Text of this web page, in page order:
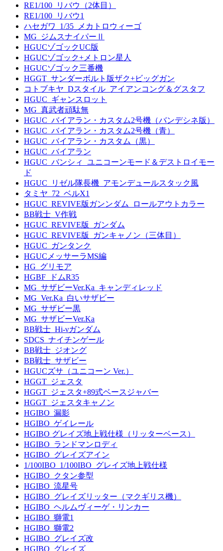
RE1/100_リバウ（2体目）
RE1/100_リバウ1
ハセガワ_1/35_メカトロウィーゴ
MG_ジムスナイパーⅡ
HGUCゾゴックUC版
HGUCゾゴック+メトロン星人
HGUCゾゴック三番機
HGGT_サンダーボルト版ザク+ビッグガン
コトブキヤ_Dスタイル_アイアンコング＆グスタフ
HGUC_ギャンスロット
MG_真武者頑駄無
HGUC_バイアラン・カスタム2号機（バンデシネ版）
HGUC_バイアラン・カスタム2号機（青）
HGUC_バイアラン・カスタム（黒）
HGUC_バイアラン
HGUC_バンシィ_ユニコーンモード＆デストロイモー
ド
HGUC_リゼル隊長機_アモンデュールスタック風
タミヤ_72_ベルX1
HGUC_REVIVE版ガンンダム_ロールアウトカラー
BB戦士_V作戦
HGUC_REVIVE版_ガンダム
HGUC_REVIVE版_ガンキャノン（三体目）
HGUC_ガンタンク
HGUCメッサーラMS編
HG_グリモア
HGBF_ドムR35
MG_サザビーVer.Ka_キャンディレッド
MG_Ver.Ka_白いサザビー
MG_サザビー黒
MG_サザビーVer.Ka
BB戦士_Hi-νガンダム
SDCS_ナイチンゲール
BB戦士_ジオング
BB戦士_サザビー
HGUCズサ（ユニコーン Ver.）
HGGT_ジェスタ
HGGT_ジェスタ+89式ベースジャバー
HGGT_ジェスタキャノン
HGIBO_漏影
HGIBO_ゲイレール
HGIBO グレイズ地上戦仕様（リッターベース）
HGIBO_ランドマンロディ
HGIBO_グレイズアイン
1/100IBO_1/100IBO_グレイズ地上戦仕様
HGIBO_クタン参型
HGIBO_流星号
HGIBO_グレイズリッター（マクギリス機）
HGIBO_ヘルムヴィーゲ・リンカー
HGIBO_獅電1
HGIBO_獅電2
HGIBO_グレイズ改
HGIBO_グレイズ